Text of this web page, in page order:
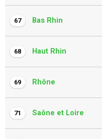
67 Bas Rhin
68 Haut Rhin
69 Rhône
71 Saône et Loire